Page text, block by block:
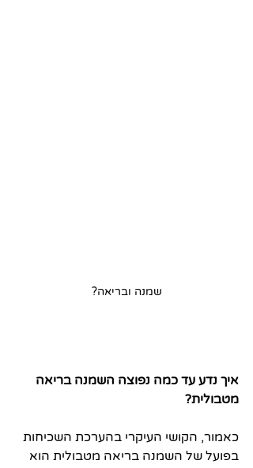
שמנה ובריאה?
איך נדע עד כמה נפוצה השמנה בריאה
מטבולית?
כאמור, הקושי העיקרי בהערכת השכיחות
בפועל של השמנה בריאה מטבולית הוא